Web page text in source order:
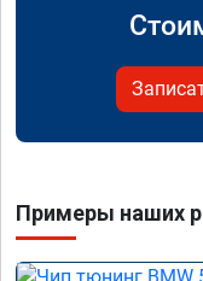
Примеры наших